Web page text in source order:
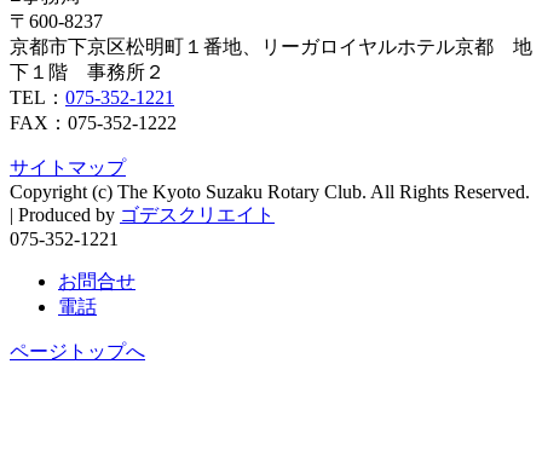
〒600-8237
京都市下京区松明町１番地、リーガロイヤルホテル京都 地
下１階 事務所２
TEL： 075-352-1221
FAX：075-352-1222
サイトマップ
Copyright (c) The Kyoto Suzaku Rotary Club. All Rights Reserved.
| Produced by ゴデスクリエイト
075-352-1221
お問合せ
電話
ページトップへ